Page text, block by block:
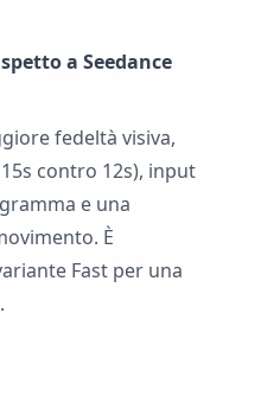
a Seedance
fedeltà visiva,
contro 12s), input
e una
È
Fast per una